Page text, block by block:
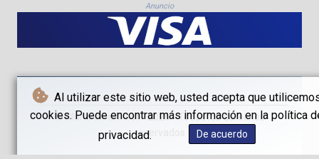
Al utilizar este sitio web, usted acepta que
cookies. Puede encontrar más información en la política
privacidad.
De acuerdo
Anuncio
© Münchener Post - 2026 - Todos los derechos
reservados